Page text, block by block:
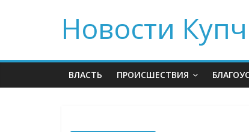
Новости
ВЛАСТЬ ПРОИСШЕСТВИЯ